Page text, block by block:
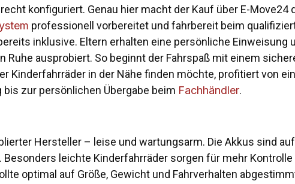
konfiguriert. Genau hier macht der Kauf über E-Move24
professionell vorbereitet und fahrbereit beim
inklusive. Eltern erhalten eine persönliche Einweisung
Ruhe ausprobiert. So beginnt der Fahrspaß mit einem
Kinderfahrräder in der Nähe finden möchte, profitiert von
zur persönlichen Übergabe beim Fachhändler.
Hersteller – leise und wartungsarm. Die Akkus sind
leichte Kinderfahrräder sorgen für mehr Kontrolle
optimal auf Größe, Gewicht und Fahrverhalten